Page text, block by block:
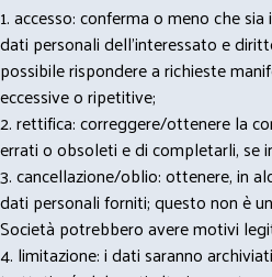
1. accesso: conferma o meno che
dati personali dell’interessato e
possibile rispondere a richieste
eccessive o ripetitive;
2. rettifica: correggere/ottenere la
errati o obsoleti e di completarli, se
3. cancellazione/oblio: ottenere, in
dati personali forniti; questo non è
Società potrebbero avere motivi
4. limitazione: i dati saranno